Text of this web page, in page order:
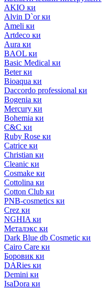
AKIO ки
Alvin D`or ки
Ameli ки
Artdeco ки
Aura ки
BAOL ки
Basic Medical ки
Beter ки
Bioaqua ки
Daccordo professional ки
Bogenia ки
Mercury ки
Bohemia ки
C&C ки
Ruby Rose ки
Catrice ки
Christian ки
Cleanic ки
Cosmake ки
Cottolina ки
Cotton Club ки
PNB-cosmetics ки
Crez ки
NGHIA ки
Металэкс ки
Dark Blue db Cosmetic ки
Cairo Care ки
Боровик ки
DARies ки
Demini ки
IsaDora ки